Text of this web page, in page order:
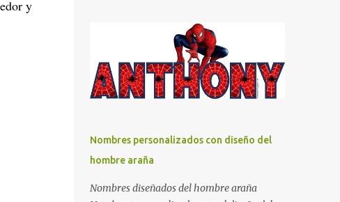
y
de un lugar propio que utilizamos todos los
días y por ende debemos tratar de que éste
sea un lugar muy agradable y cómodo y
también para nuestra vista. Te mostramos
algunas sugerencias que pueden brindar la
dormitorio. El color naranja es una buena
opción para recibir esa luz y felicidad que
todo ser humano necesita. El color blanco es
ideal para lograr el relax total, es un color
que va con todo y además es color bastante
Nombres personalizados con diseño del
hombre araña
Nombres diseñados del hombre araña